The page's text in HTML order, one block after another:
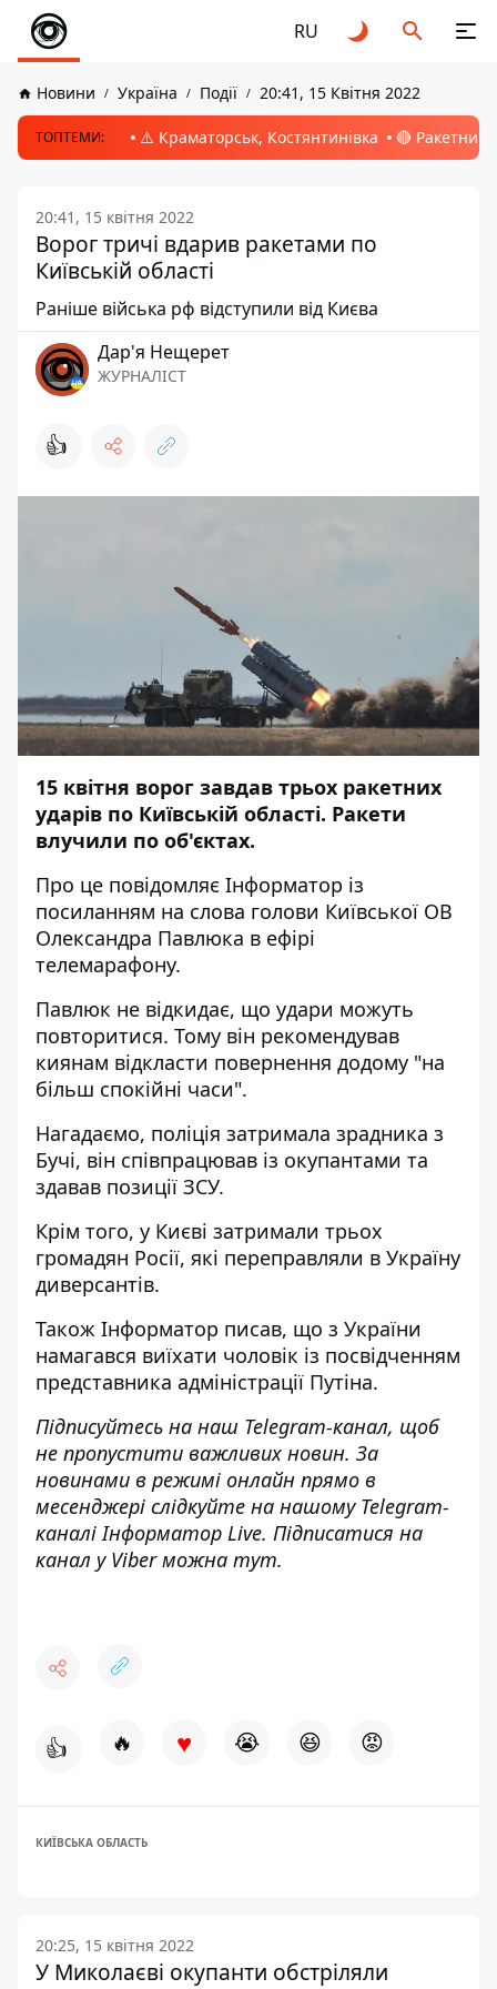
RU
Новини Україна Події 20:41, 15 Квітня 2022
ТОПТЕМИ: ⚠️ Краматорськ, Костянтинівка 🔴 Ракетний
20:41, 15 квітня 2022
Ворог тричі вдарив ракетами по
Київській області
Раніше війська рф відступили від Києва
Дар'я Нещерет
ЖУРНАЛІСТ
👍
15 квітня ворог завдав трьох ракетних
ударів по Київській області. Ракети
влучили по об'єктах.
Про це повідомляє Інформатор із
посиланням на слова голови Київської ОВ
Олександра Павлюка в ефірі
телемарафону.
Павлюк не відкидає, що удари можуть
повторитися. Тому він рекомендував
киянам відкласти повернення додому "на
більш спокійні часи".
Нагадаємо, поліція затримала зрадника з
Бучі, він співпрацював із окупантами та
здавав позиції ЗСУ.
Крім того, у Києві затримали трьох
громадян Росії, які переправляли в Україну
диверсантів.
Також Інформатор писав, що з України
намагався виїхати чоловік із посвідченням
представника адміністрації Путіна.
Підписуйтесь на наш Telegram-канал, щоб
не пропустити важливих новин. За
новинами в режимі онлайн прямо в
месенджері слідкуйте на нашому Telegram-
каналіІнформатор Live. Підписатися на
канал у Viber можна тут.
👍 🔥 ♥ 😭 😆 😡
КИЇВСЬКА ОБЛАСТЬ
20:25, 15 квітня 2022
У Миколаєві окупанти обстріляли